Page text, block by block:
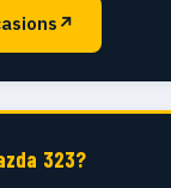
↗
323?